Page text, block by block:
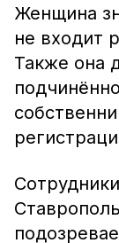
Женщина
не входит
Также она